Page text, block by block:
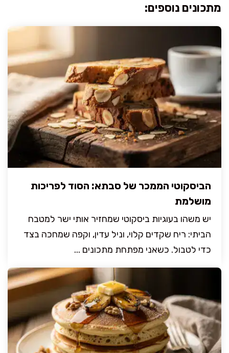
מתכונים נוספים:
הביסקוטי הממכר של סבתא: הסוד לפריכות
מושלמת
יש משהו בעוגיות ביסקוטי שמחזיר אותי ישר למטבח
הביתי: ריח שקדים קלוי, וניל עדין, וקפה שמחכה בצד
כדי לטבול. כשאני מפתחת מתכונים ...